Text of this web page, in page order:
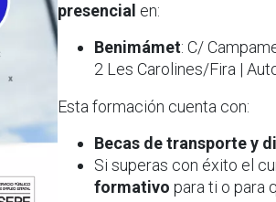
presencial en:
Benimámet: C/
2 Les Carolines/Fira |
Esta formación cuenta con:
Becas de transporte y
Si superas con éxito el
formativo para ti o para